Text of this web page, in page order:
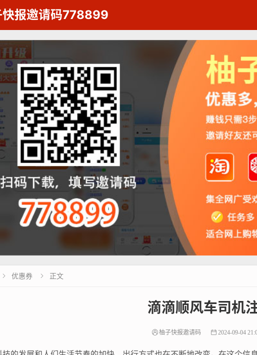
快报邀请码778899
 优惠券  正文
滴滴顺风车司机
柚子快报邀请码 2024-09-04